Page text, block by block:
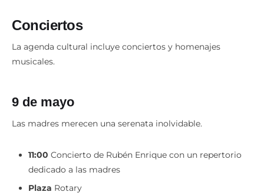
Conciertos
La agenda cultural incluye conciertos y homenajes
musicales.
9 de mayo
Las madres merecen una serenata inolvidable.
11:00 Concierto de Rubén Enrique con un repertorio
dedicado a las madres
Plaza Rotary